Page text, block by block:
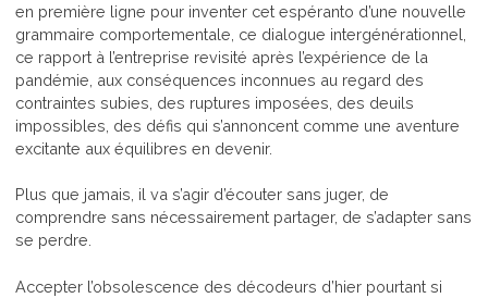
en première ligne pour inventer cet espéranto d’une nouvelle
grammaire comportementale, ce dialogue intergénérationnel,
ce rapport à l’entreprise revisité après l’expérience de la
pandémie, aux conséquences inconnues au regard des
contraintes subies, des ruptures imposées, des deuils
impossibles, des défis qui s’annoncent comme une aventure
excitante aux équilibres en devenir.
Plus que jamais, il va s’agir d’écouter sans juger, de
comprendre sans nécessairement partager, de s’adapter sans
se perdre.
Accepter l’obsolescence des décodeurs d’hier pourtant si